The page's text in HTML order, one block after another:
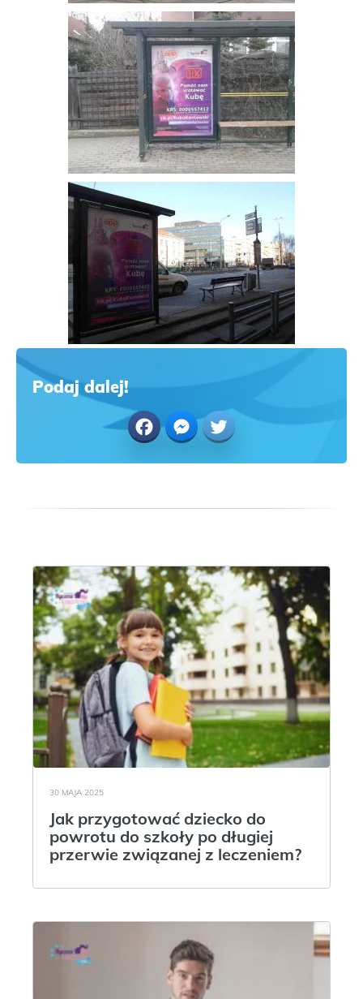
Podaj dalej!
FacebookMessenger
Twitter
30 MAJA 2025
Jak przygotować dziecko do
powrotu do szkoły po długiej
przerwie związanej z leczeniem?